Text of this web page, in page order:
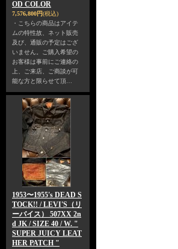
OD COLOR
7,576,800円(税込)
・こちらの商品はアイテ
ムの特性故、ネット販売
及び、通販の予定はござ
いません。ご購入希望の
お客様は事前にご連絡の
上、ご来店、ご商談が可
能な方と限らせて頂…
1953〜1955's DEAD S
TOCK!! / LEVI'S（リ
ーバイス） 507XX 2n
d JK / SIZE 40 / W. "
SUPER JUICY LEAT
HER PATCH "